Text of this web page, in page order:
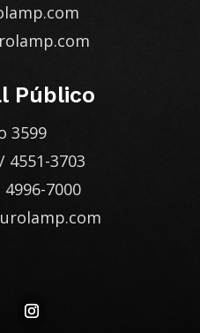
Público
3599
/ 4551-3703
4996-7000